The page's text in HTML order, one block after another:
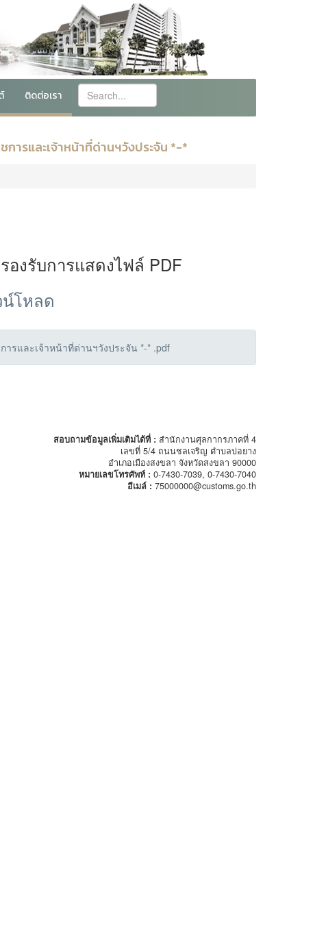
ติดต่อเรา
ารและเจ้าหน้าที่ด่านฯวังประจัน *-*
องรับการแสดงไฟล์ PDF
โหลด
รและเจ้าหน้าที่ด่านฯวังประจัน *-* .pdf
สอบถามข้อมูลเพิ่มเติมได้ที่ : สำนักงานศุลกากรภาคที่ 4
เลขที่ 5/4 ถนนชลเจริญ ตำบลบ่อยาง
อำเภอเมืองสงขลา จังหวัดสงขลา 90000
หมายเลขโทรศัพท์ : 0-7430-7039, 0-7430-7040
อีเมล์ : 75000000@customs.go.th